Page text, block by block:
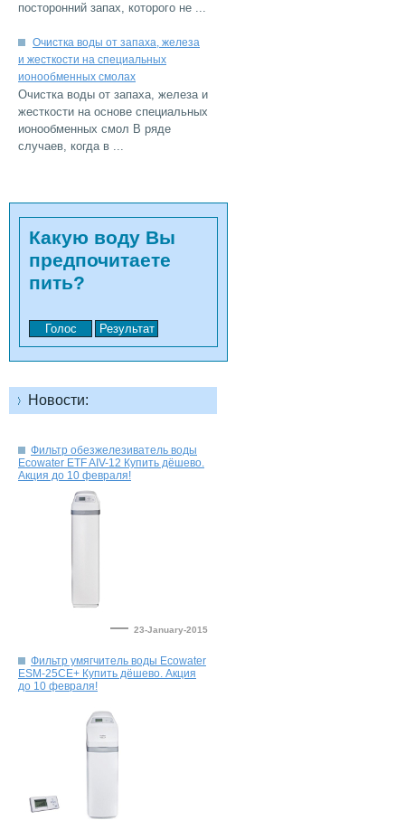
...
Очистка воды от запаха, железа
и жесткости на специальных
Очистка воды от запаха, железа и
жесткости на основе специальных
ионообменных смол В ряде
...
Какую воду Вы
предпочитаете
Новости:
Фильтр обезжелезиватель воды
Ecowater ETF AIV-12 Купить дёшево.
— 23-January-2015
Фильтр умягчитель воды Ecowater
ESM-25CE+ Купить дёшево. Акция